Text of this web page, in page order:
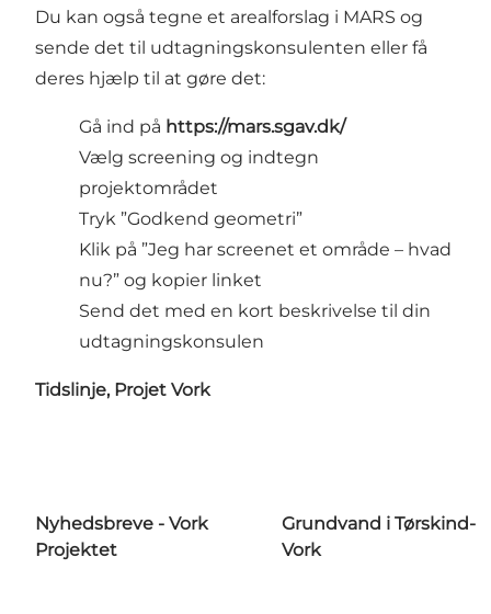
Du kan også tegne et arealforslag i MARS og
sende det til udtagningskonsulenten eller få
deres hjælp til at gøre det:
Gå ind på https://mars.sgav.dk/
Vælg screening og indtegn
projektområdet
Tryk ”Godkend geometri”
Klik på ”Jeg har screenet et område – hvad
nu?” og kopier linket
Send det med en kort beskrivelse til din
udtagningskonsulen
Tidslinje, Projet Vork
Nyhedsbreve - Vork
Projektet
Grundvand i Tørskind-
Vork